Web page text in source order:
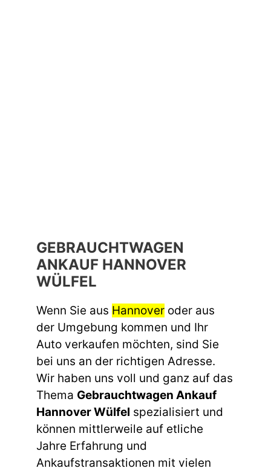
GEBRAUCHTWAGEN
ANKAUF HANNOVER
WÜLFEL
Wenn Sie aus Hannover oder aus
der Umgebung kommen und Ihr
Auto verkaufen möchten, sind Sie
bei uns an der richtigen Adresse.
Wir haben uns voll und ganz auf das
Thema Gebrauchtwagen Ankauf
Hannover Wülfel spezialisiert und
können mittlerweile auf etliche
Jahre Erfahrung und
Ankaufstransaktionen mit vielen